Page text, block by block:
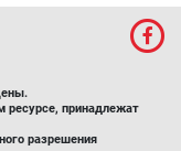
ресурсе, принадлежат
разрешения